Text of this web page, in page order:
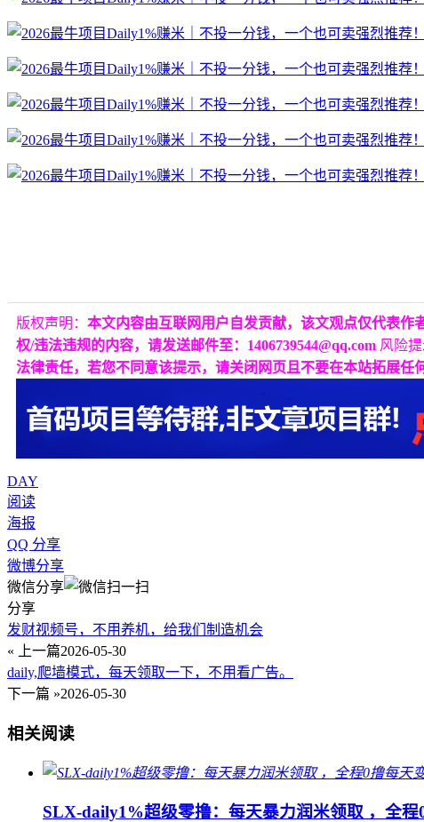
版权声明： 本文内容由互联网用户自发贡献，该文观点仅代表
权/违法违规的内容，请发送邮件至：1406739544@qq.com 风险提
法律责任，若您不同意该提示，请关闭网页且不要在本站拓展任
DAY
阅读
海报
QQ 分享
微博分享
微信分享
分享
发财视频号，不用养机，给我们制造机会
« 上一篇2026-05-30
daily,爬墙模式，每天领取一下，不用看广告。
下一篇 »2026-05-30
相关阅读
SLX-daily1%超级零撸：每天暴力润米领取 ，全程